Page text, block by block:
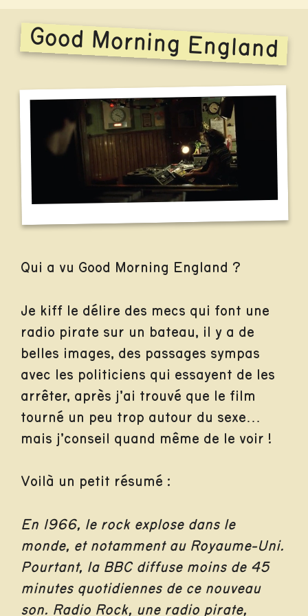
Good Morning England
Qui a vu Good Morning England ?
Je kiff le délire des mecs qui font une
radio pirate sur un bateau, il y a de
belles images, des passages sympas
avec les politiciens qui essayent de les
arrêter, après j’ai trouvé que le film
tourné un peu trop autour du sexe…
mais j’conseil quand même de le voir !
Voilà un petit résumé :
En 1966, le rock explose dans le
monde, et notamment au Royaume-Uni.
Pourtant, la BBC diffuse moins de 45
minutes quotidiennes de ce nouveau
son. Radio Rock, une radio pirate,